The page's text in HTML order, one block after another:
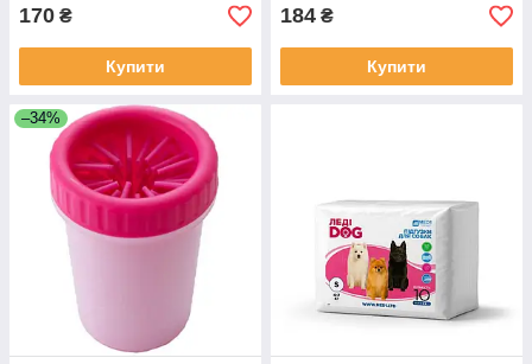
170 ₴
Купити
184 ₴
Купити
–34%